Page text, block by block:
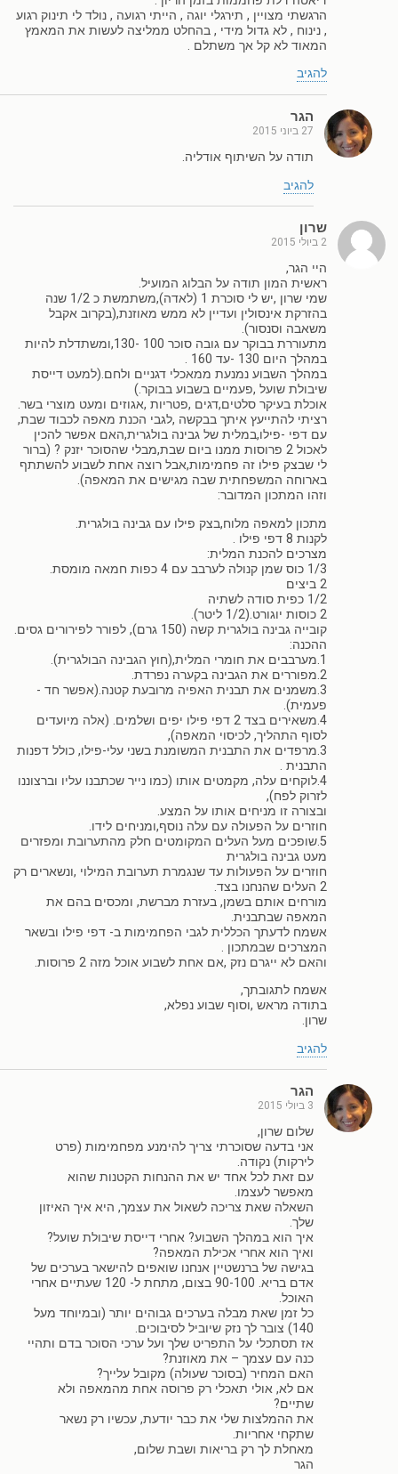
הרגשתי מצויין , תירגלי יוגה , הייתי רגועה , נולד לי תינוק רגוע
, נינוח , לא גדול מידי , בהחלט ממליצה לעשות את המאמץ
המאוד לא קל אך משתלם .
להגיב
הגר
27 ביוני 2015
תודה על השיתוף אודליה.
להגיב
שרון
2 ביולי 2015
היי הגר,
ראשית המון תודה על הבלוג המועיל.
שמי שרון ,יש לי סוכרת 1 (לאדה),משתמשת כ 1/2 שנה
בהזרקת אינסולין ועדיין לא ממש מאוזנת,(בקרוב אקבל
משאבה וסנסור).
מתעוררת בבוקר עם גובה סוכר 100 -130,ומשתדלת להיות
במהלך היום 130 -עד 160 .
במהלך השבוע נמנעת ממאכלי דגניים ולחם.(למעט דייסת
שיבולת שועל ,פעמיים בשבוע בבוקר.)
אוכלת בעיקר סלטים,דגים ,פטריות ,אגוזים ומעט מוצרי בשר.
רציתי להתייעץ איתך בבקשה ,לגבי הכנת מאפה לכבוד שבת,
עם דפי -פילו,במלית של גבינה בולגרית,האם אפשר להכין
לאכול 2 פרוסות ממנו ביום שבת,מבלי שהסוכר יזנק ? (ברור
לי שבצק פילו זה פחמימות,אבל רוצה אחת לשבוע להשתתף
בארוחה המשפחתית שבה מגישים את המאפה).
וזהו המתכון המדובר:
מתכון למאפה מלוח,בצק פילו עם גבינה בולגרית.
לקנות 8 דפי פילו .
מצרכים להכנת המלית:
1/3 כוס שמן קנולה לערבב עם 4 כפות חמאה מומסת.
2 ביצים
1/2 כפית סודה לשתיה
2 כוסות יוגורט.(1/2 ליטר).
קובייה גבינה בולגרית קשה (150 גרם), לפורר לפירורים גסים.
ההכנה:
1.מערבבים את חומרי המלית,(חוץ הגבינה הבולגרית).
2.מפוררים את הגבינה בקערה נפרדת.
3.משמנים את תבנית האפיה מרובעת קטנה.(אפשר חד -
פעמית).
4.משאירים בצד 2 דפי פילו יפים ושלמים. (אלה מיועדים
לסוף התהליך, לכיסוי המאפה),
3.מרפדים את התבנית המשומנת בשני עלי-פילו, כולל דפנות
התבנית .
4.לוקחים עלה, מקמטים אותו (כמו נייר שכתבנו עליו וברצוננו
לזרוק לפח),
ובצורה זו מניחים אותו על המצע.
חוזרים על הפעולה עם עלה נוסף,ומניחים לידו.
5.שופכים מעל העלים המקומטים חלק מהתערובת ומפזרים
מעט גבינה בולגרית
חוזרים על הפעולות עד שנגמרת תערובת המילוי ,ונשארים רק
2 העלים שהנחנו בצד.
מורחים אותם בשמן, בעזרת מברשת, ומכסים בהם את
המאפה שבתבנית.
אשמח לדעתך הכללית לגבי הפחמימות ב- דפי פילו ובשאר
המצרכים שבמתכון .
והאם לא ייגרם נזק ,אם אחת לשבוע אוכל מזה 2 פרוסות.
אשמח לתגובתך,
בתודה מראש ,וסוף שבוע נפלא,
שרון.
להגיב
הגר
3 ביולי 2015
שלום שרון,
אני בדעה שסוכרתי צריך להימנע מפחמימות (פרט
לירקות) נקודה.
עם זאת לכל אחד יש את ההנחות הקטנות שהוא
מאפשר לעצמו.
השאלה שאת צריכה לשאול את עצמך, היא איך האיזון
שלך.
איך הוא במהלך השבוע? אחרי דייסת שיבולת שועל?
ואיך הוא אחרי אכילת המאפה?
בגישה של ברנשטיין אנחנו שואפים להישאר בערכים של
אדם בריא. 90-100 בצום, מתחת ל- 120 שעתיים אחרי
האוכל.
כל זמן שאת מבלה בערכים גבוהים יותר (ובמיוחד מעל
140) צובר לך נזק שיוביל לסיבוכים.
אז תסתכלי על התפריט שלך ועל ערכי הסוכר בדם ותהיי
כנה עם עצמך – את מאוזנת?
האם המחיר (בסוכר שעולה) מקובל עלייך?
אם לא, אולי תאכלי רק פרוסה אחת מהמאפה ולא
שתיים?
את ההמלצות שלי את כבר יודעת, עכשיו רק נשאר
שתקחי אחריות.
מאחלת לך רק בריאות ושבת שלום,
הגר